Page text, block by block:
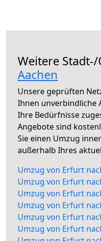
Weitere
Aachen
Unsere geprüften
Ihnen unverbindliche
Ihre Bedürfnisse
Angebote sind
Sie einen Umzug
außerhalb Ihres
Umzug von Erfurt
Umzug von Erfurt
Umzug von Erfurt
Umzug von Erfurt
Umzug von Erfurt
Umzug von Erfurt